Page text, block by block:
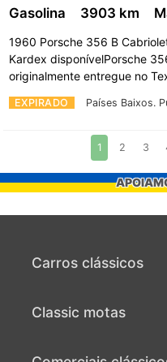
EXPIRADO Países Baixos.
Gasolina 3903 km
1960 Porsche 356 B
Kardex disponívelPorsche
originalmente entregue no
1 2 3
Carros clássicos
Classic motas